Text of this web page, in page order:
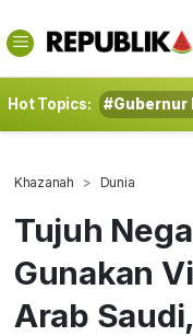
Hot Topics: #Gubernur
Khazanah Dunia
Tujuh
Gunakan
Arab